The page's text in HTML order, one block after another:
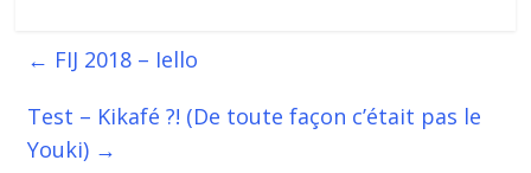
← FIJ 2018 – Iello
Test – Kikafé ?! (De toute façon c’était pas le
Youki) →